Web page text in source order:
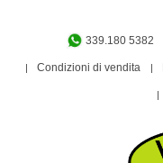
339.180 5382
Condizioni di vendita